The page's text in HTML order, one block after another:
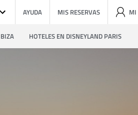
AYUDA MIS RESERVAS MI
HOTELES EN DISNEYLAND PARIS